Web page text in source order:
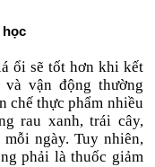
ổi sẽ tốt hơn khi kết
vận động thường
chế thực phẩm nhiều
rau xanh, trái cây,
ngày. Tuy nhiên,
phải là thuốc giảm